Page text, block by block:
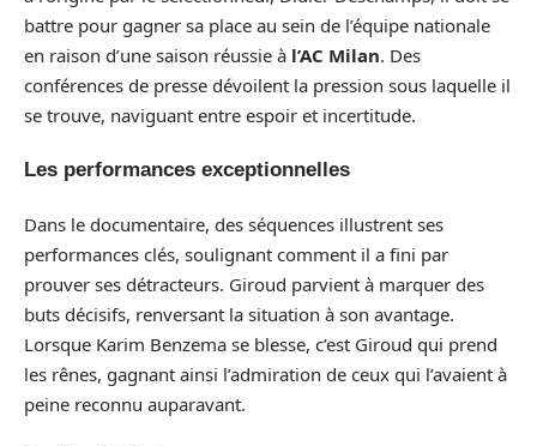
battre pour gagner sa place au sein de l’équipe nationale
en raison d’une saison réussie à l’AC Milan. Des
conférences de presse dévoilent la pression sous laquelle il
se trouve, naviguant entre espoir et incertitude.
Les performances exceptionnelles
Dans le documentaire, des séquences illustrent ses
performances clés, soulignant comment il a fini par
prouver ses détracteurs. Giroud parvient à marquer des
buts décisifs, renversant la situation à son avantage.
Lorsque Karim Benzema se blesse, c’est Giroud qui prend
les rênes, gagnant ainsi l’admiration de ceux qui l’avaient à
peine reconnu auparavant.